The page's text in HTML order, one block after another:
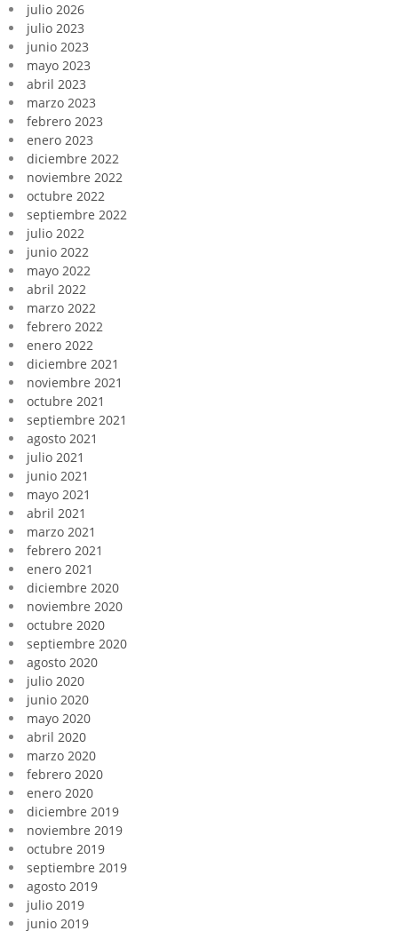
julio 2026
julio 2023
junio 2023
mayo 2023
abril 2023
marzo 2023
febrero 2023
enero 2023
diciembre 2022
noviembre 2022
octubre 2022
septiembre 2022
julio 2022
junio 2022
mayo 2022
abril 2022
marzo 2022
febrero 2022
enero 2022
diciembre 2021
noviembre 2021
octubre 2021
septiembre 2021
agosto 2021
julio 2021
junio 2021
mayo 2021
abril 2021
marzo 2021
febrero 2021
enero 2021
diciembre 2020
noviembre 2020
octubre 2020
septiembre 2020
agosto 2020
julio 2020
junio 2020
mayo 2020
abril 2020
marzo 2020
febrero 2020
enero 2020
diciembre 2019
noviembre 2019
octubre 2019
septiembre 2019
agosto 2019
julio 2019
junio 2019